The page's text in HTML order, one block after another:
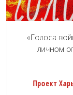
«Голоса
личном
Проект